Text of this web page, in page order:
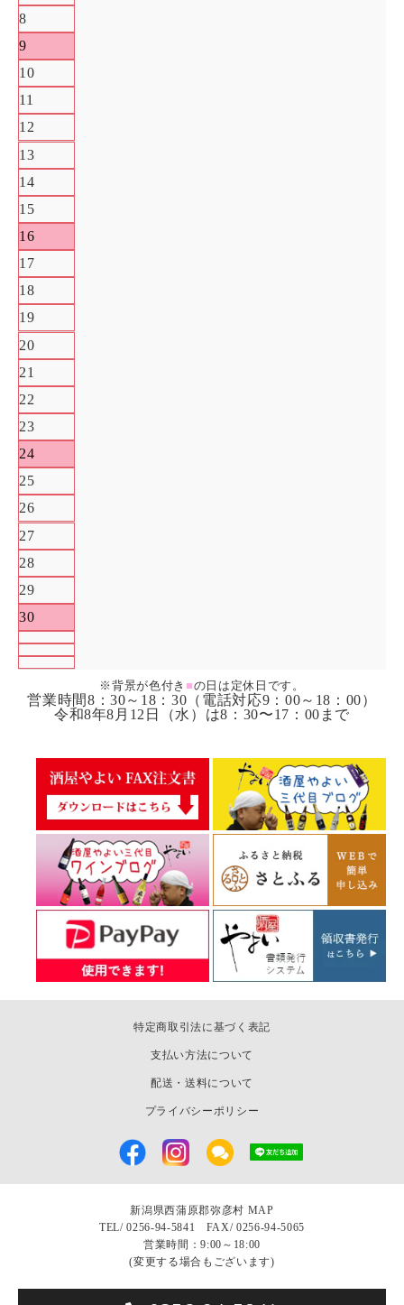
8
9
10
11
12
13
14
15
16
17
18
19
20
21
22
23
24
25
26
27
28
29
30
※背景が色付き ■の日は定休日です。
営業時間8：30～18：30（電話対応9：00～18：00）
令和8年8月12日（水）は8：30〜17：00まで
特定商取引法に基づく表記
支払い方法について
配送・送料について
プライバシーポリシー
新潟県西蒲原郡弥彦村 MAP
TEL/0256-94-5841 FAX/ 0256-94-5065
営業時間：9:00～18:00
(変更する場合もございます)